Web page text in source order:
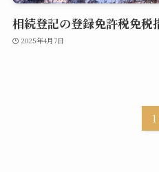
相続登記の登録免許税免税
2025年4月7日
1